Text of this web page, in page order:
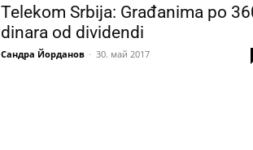
Telekom Srbija: Građanima po
dinara od dividendi
Сандра Йорданов - 30. май 2017